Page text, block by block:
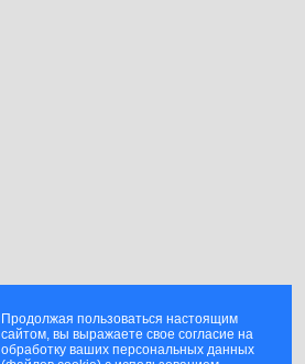
Продолжая пользоваться настоящим
сайтом, вы выражаете свое согласие на
обработку ваших персональных данных